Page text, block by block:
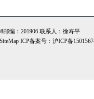
邮编：201906 联系人：徐寿平
ICP备案号： 沪ICP备